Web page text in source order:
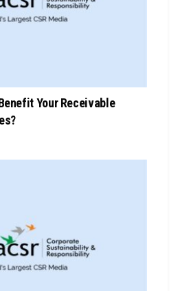
Your Receivable